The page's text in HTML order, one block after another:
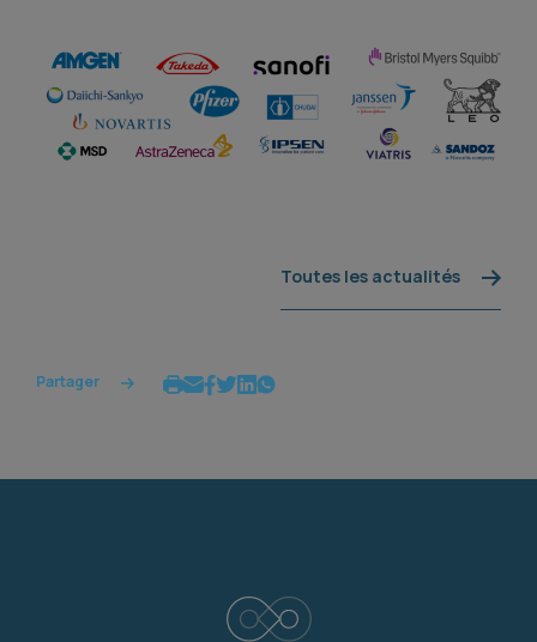
Toutes les actualités
Partager